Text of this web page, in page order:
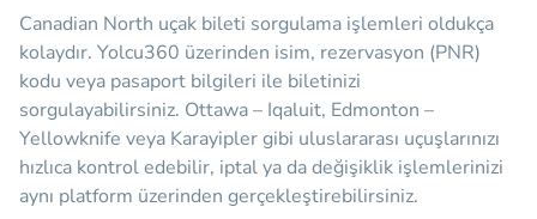
Canadian North uçak bileti sorgulama işlemleri oldukça
kolaydır. Yolcu360 üzerinden isim, rezervasyon (PNR)
kodu veya pasaport bilgileri ile biletinizi
sorgulayabilirsiniz. Ottawa – Iqaluit, Edmonton –
Yellowknife veya Karayipler gibi uluslararası uçuşlarınızı
hızlıca kontrol edebilir, iptal ya da değişiklik işlemlerinizi
aynı platform üzerinden gerçekleştirebilirsiniz.